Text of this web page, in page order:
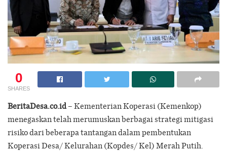
0
SHARES
BeritaDesa.co.id– Kementerian Koperasi (Kemenkop)
menegaskan telah merumuskan berbagai strategi mitigasi
risiko dari beberapa tantangan dalam pembentukan
Koperasi Desa/ Kelurahan (Kopdes/ Kel) Merah Putih.